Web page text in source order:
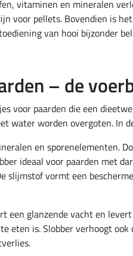
vitaminen en mineralen
voor pellets. Bovendien is
van hooi bijzonder
– de
voor paarden die een
water worden overgoten. In
en sporenelementen.
ideaal voor paarden met
slijmstof vormt een
een glanzende vacht en
eten is. Slobber verhoogt